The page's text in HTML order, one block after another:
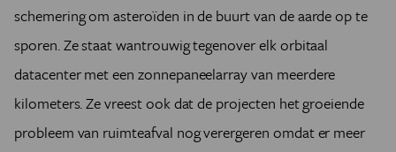
schemering om asteroïden in de buurt van de aarde op te
sporen. Ze staat wantrouwig tegenover elk orbitaal
datacenter met een zonnepaneelarray van meerdere
kilometers. Ze vreest ook dat de projecten het groeiende
probleem van ruimteafval nog verergeren omdat er meer